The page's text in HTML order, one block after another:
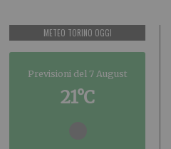
METEO TORINO OGGI
Previsioni del 7 August
21°C